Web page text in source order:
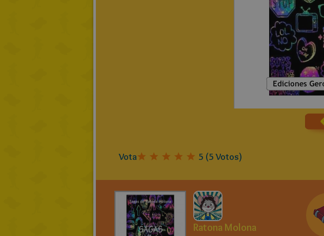
Vota 5 (5Votos)
Ratona Molona